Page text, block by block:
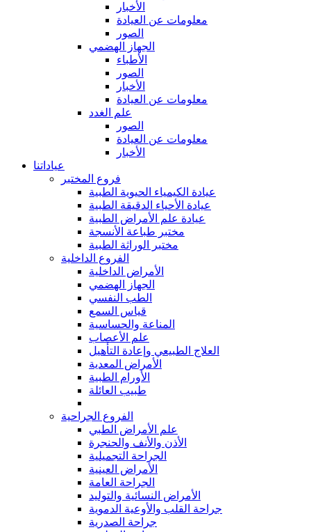
الأخبار
معلومات عن العيادة
الصور
الجهاز الهضمي
الأطباء
الصور
الأخبار
معلومات عن العيادة
علم الغدد
الصور
معلومات عن العيادة
الأخبار
عياداتنا
فروع المختبر
عيادة الكيمياء الحيوية الطبية
عيادة الأحياء الدقيقة الطبية
عيادة علم الأمراض الطبية
مختبر طباعة الأنسجة
مختبر الوراثة الطبية
الفروع الداخلية
الأمراض الداخلية
الجهاز الهضمي
الطب النفسي
قياس السمع
المناعة والحساسية
علم الأعصاب
العلاج الطبيعي وإعادة التأهيل
الأمراض المعدية
الأورام الطبية
طبيب العائلة
الفروع الجراحية
علم الأمراض الطبي
الأذن والأنف والحنجرة
الجراحة التجميلية
الأمراض العينية
الجراحة العامة
الأمراض النسائية والتوليد
جراحة القلب والأوعية الدموية
جراحة الصدرية